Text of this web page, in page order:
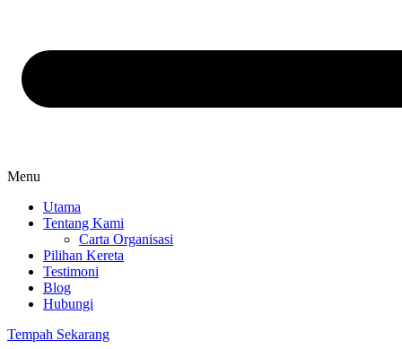
Menu
Utama
Tentang Kami
Carta Organisasi
Pilihan Kereta
Testimoni
Blog
Hubungi
Tempah Sekarang